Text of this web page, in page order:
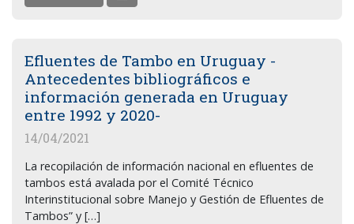
Efluentes de Tambo en Uruguay -
Antecedentes bibliográficos e
información generada en Uruguay
entre 1992 y 2020-
14/04/2021
La recopilación de información nacional en efluentes de
tambos está avalada por el Comité Técnico
Interinstitucional sobre Manejo y Gestión de Efluentes de
Tambos” y […]